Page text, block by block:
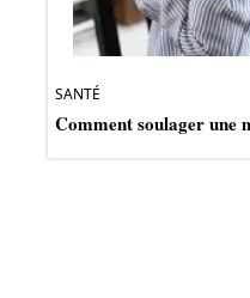
SANTÉ
Comment soulager une